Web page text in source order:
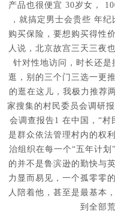
产品也很便宜 30岁女，
，就搞定男士会贵些 年
购买保险，要想购买得性
人说，北京故宫三天三夜
针对性地访问，时长还
逛，别的三个门三选一更
的逛在这儿，我极力推荐
家搜集的村民委员会调研
会调查报告1 在中国，“村
是群众依法管理村内的权
治组织在每一个“五年计
的并不是鲁滨逊的勤快与
力显而易见，一个孤零零
人陪着他，甚至是最基本
到全部